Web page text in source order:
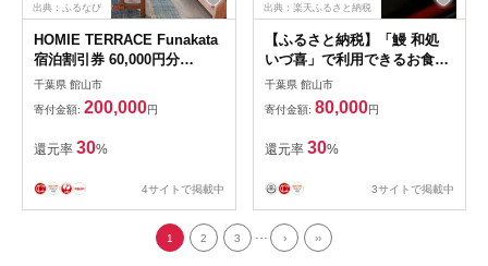
出典：ふるなび
HOMIE TERRACE Funakata
宿泊割引券 60,000円分
【1487937】
千葉県 館山市
寄付金額: 200,000円
還元率 30%
4サイトで掲載中
出典：楽天ふるさと納税
【ふるさと納税】「鰻 和処
いづ喜」で利用できるお食事
券(24,000円相当)【1506625】
千葉県 館山市
寄付金額: 80,000円
還元率 30%
3サイトで掲載中
1 2 3 › ››